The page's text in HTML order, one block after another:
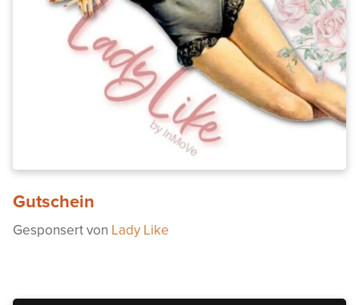
Gutschein
Gesponsert von Lady Like